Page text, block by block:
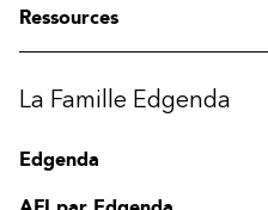
Ressources
La Famille Edgenda
Edgenda